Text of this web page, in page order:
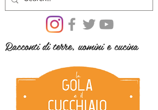
Racconti di terre, uomini e cucina